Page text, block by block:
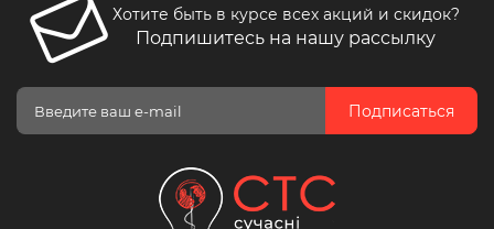
Хотите быть в курсе всех акций и скидок?
Подпишитесь на нашу рассылку
Подписаться